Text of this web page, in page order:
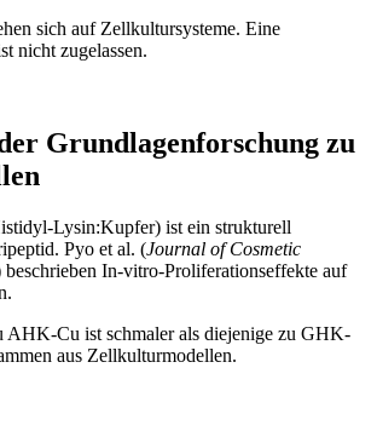
sich auf Zellkultursysteme. Eine
nicht zugelassen.
Grundlagenforschung zu
Lysin:Kupfer) ist ein strukturell
Pyo et al. (Journal of Cosmetic
beschrieben In-vitro-Proliferationseffekte auf
AHK-Cu ist schmaler als diejenige zu GHK-
aus Zellkulturmodellen.